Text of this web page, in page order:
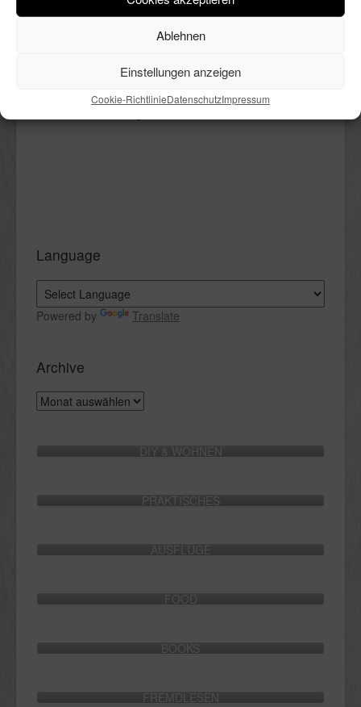
Ablehnen
Einstellungen anzeigen
Cookie-RichtlinieDatenschutzImpressum
vieles mehr. All das ist hier in
bunter Reihenfolge Thema.
Viel Spaß beim Lesen.
Language
Powered by Translate
Archive
Archive
DIY & WOHNEN
PRAKTISCHES
AUSFLÜGE
FOOD
BOOKS
FREMDLESEN